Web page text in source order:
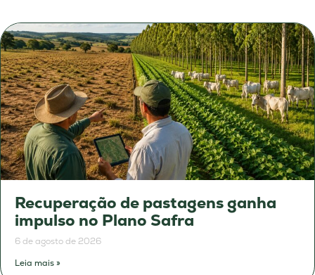
Recuperação de pastagens ganha
impulso no Plano Safra
6 de agosto de 2026
Leia mais »